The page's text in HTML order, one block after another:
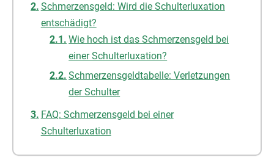
Schmerzensgeld: Wird die Schulterluxation
entschädigt?
Wie hoch ist das Schmerzensgeld bei
einer Schulterluxation?
Schmerzensgeldtabelle: Verletzungen
der Schulter
FAQ: Schmerzensgeld bei einer
Schulterluxation